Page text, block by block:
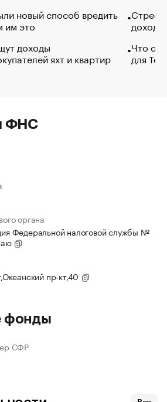
новый способ вредить
им это
доходы
яхт и квартир
Что
для
ФНС
органа
Федеральной налоговой службы №
пр-кт,40
фонды
СФР